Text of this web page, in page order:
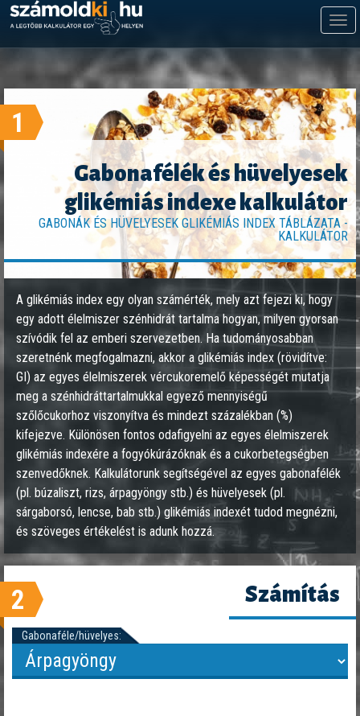
1
Gabonafélék és hüvelyesek
glikémiás indexe kalkulátor
GABONÁK ÉS HÜVELYESEK GLIKÉMIÁS INDEX TÁBLÁZATA -
KALKULÁTOR
A glikémiás index egy olyan számérték, mely azt fejezi ki, hogy
egy adott élelmiszer szénhidrát tartalma hogyan, milyen gyorsan
szívódik fel az emberi szervezetben. Ha tudományosabban
szeretnénk megfogalmazni, akkor a glikémiás index (rövidítve:
GI) az egyes élelmiszerek vércukoremelő képességét mutatja
meg a szénhidráttartalmukkal egyező mennyiségű
szőlőcukorhoz viszonyítva és mindezt százalékban (%)
kifejezve. Különösen fontos odafigyelni az egyes élelmiszerek
glikémiás indexére a fogyókúrázóknak és a cukorbetegségben
szenvedőknek. Kalkulátorunk segítségével az egyes gabonafélék
(pl. búzaliszt, rizs, árpagyöngy stb.) és hüvelyesek (pl.
sárgaborsó, lencse, bab stb.) glikémiás indexét tudod megnézni,
és szöveges értékelést is adunk hozzá.
2 Számítás
Gabonaféle/hüvelyes: